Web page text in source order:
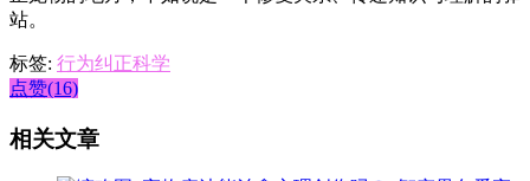
站。
标签: 行为纠正科学
点赞(16)
相关文章